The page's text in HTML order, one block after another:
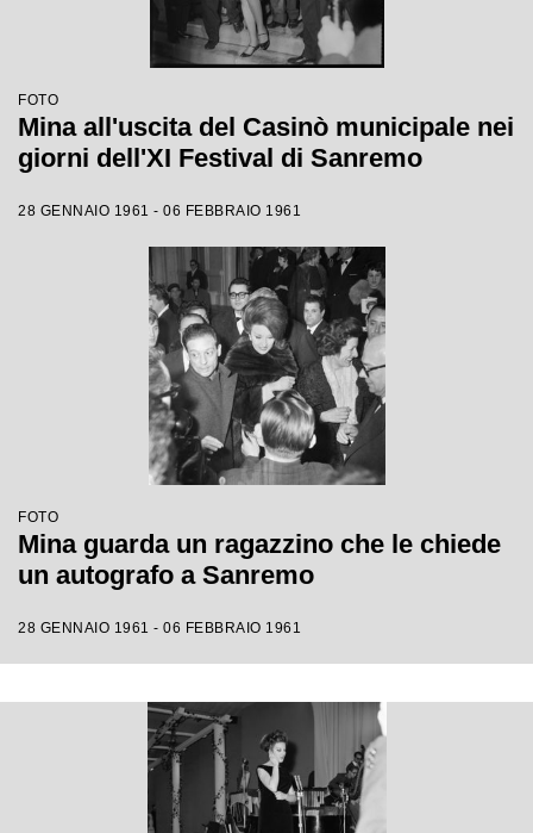
FOTO
Mina all'uscita del Casinò municipale nei
giorni dell'XI Festival di Sanremo
28 GENNAIO 1961 - 06 FEBBRAIO 1961
FOTO
Mina guarda un ragazzino che le chiede
un autografo a Sanremo
28 GENNAIO 1961 - 06 FEBBRAIO 1961